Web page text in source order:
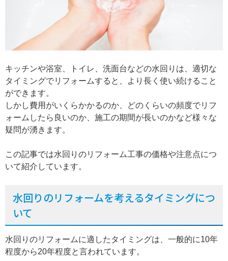
キッチンや浴室、トイレ、洗面台などの水回りは、適切な
タイミングでリフォームすると、より長く使い続けること
ができます。
しかし費用がいくらかかるのか、どのくらいの頻度でリフ
ォームしたら良いのか、施工の期間が長いのかなど様々な
疑問が湧きます。
この記事では水回りのリフォーム工事の価格や注意点につ
いて紹介しています。
水回りのリフォームを考えるタイミングにつ
いて
水回りのリフォームに適したタイミングは、一般的に10年
程度から20年程度と言われています。